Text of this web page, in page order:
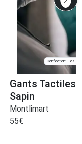
Confection: Les
Gants Tactiles
Sapin
Montlimart
55€